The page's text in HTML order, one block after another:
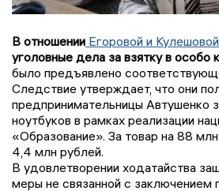
В отношении Егоровой и Кулешовой
уголовные дела за взятку в особо
было предъявлено
Следствие утверждает, что они
предпринимательницы Автушенко
ноутбуков в рамках реализации
«Образование». За товар на 88
4,4 млн рублей.
В удовлетворении ходатайства
меры не связанной с заключением